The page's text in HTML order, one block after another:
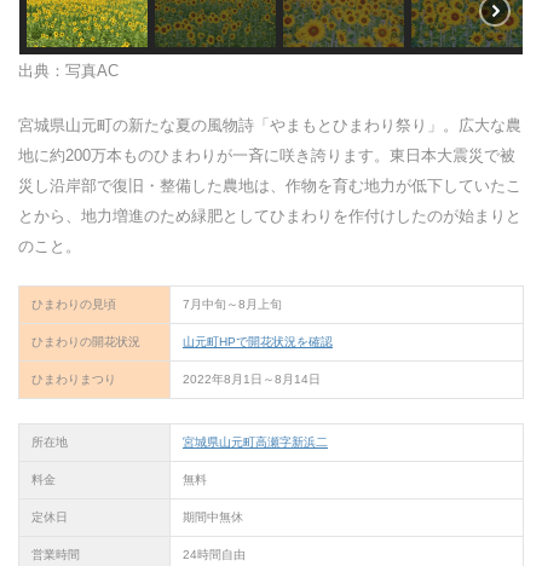
出典：写真AC
宮城県山元町の新たな夏の風物詩「やまもとひまわり祭り」。広大な農
地に約200万本ものひまわりが一斉に咲き誇ります。東日本大震災で被
災し沿岸部で復旧・整備した農地は、作物を育む地力が低下していたこ
とから、地力増進のため緑肥としてひまわりを作付けしたのが始まりと
のこと。
ひまわりの見頃 7月中旬～8月上旬
ひまわりの開花状況 山元町HPで開花状況を確認
ひまわりまつり 2022年8月1日～8月14日
所在地 宮城県山元町高瀬字新浜二
料金 無料
定休日 期間中無休
営業時間 24時間自由